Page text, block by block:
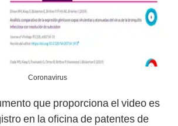
Coronavirus
que proporciona el video es
en la oficina de patentes de